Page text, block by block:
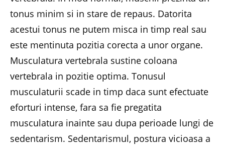
tonus minim si in stare de repaus. Datorita
acestui tonus ne putem misca in timp real sau
este mentinuta pozitia corecta a unor organe.
Musculatura vertebrala sustine coloana
vertebrala in pozitie optima. Tonusul
musculaturii scade in timp daca sunt efectuate
eforturi intense, fara sa fie pregatita
musculatura inainte sau dupa perioade lungi de
sedentarism. Sedentarismul, postura vicioasa a